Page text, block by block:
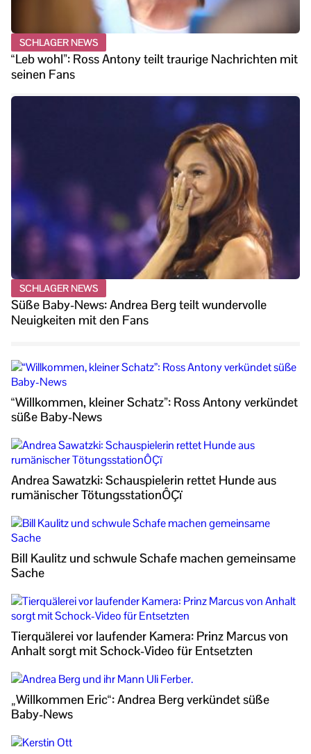
SCHLAGER NEWS
“Leb wohl”: Ross Antony teilt traurige Nachrichten mit
seinen Fans
SCHLAGER NEWS
Süße Baby-News: Andrea Berg teilt wundervolle
Neuigkeiten mit den Fans
“Willkommen, kleiner Schatz”: Ross Antony verkündet
süße Baby-News
Andrea Sawatzki: Schauspielerin rettet Hunde aus
rumänischer TötungsstationÔÇï
Bill Kaulitz und schwule Schafe machen gemeinsame
Sache
Tierquälerei vor laufender Kamera: Prinz Marcus von
Anhalt sorgt mit Schock-Video für Entsetzten
„Willkommen Eric“: Andrea Berg verkündet süße
Baby-News